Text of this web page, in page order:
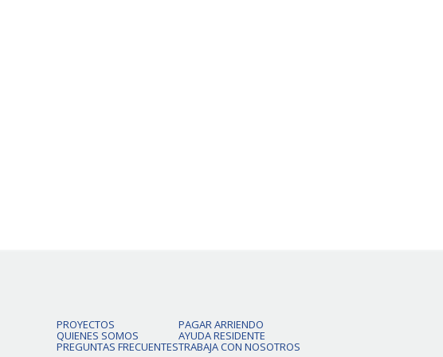
PROYECTOS
QUIENES SOMOS
PREGUNTAS FRECUENTES
PAGAR ARRIENDO
AYUDA RESIDENTE
TRABAJA CON NOSOTROS